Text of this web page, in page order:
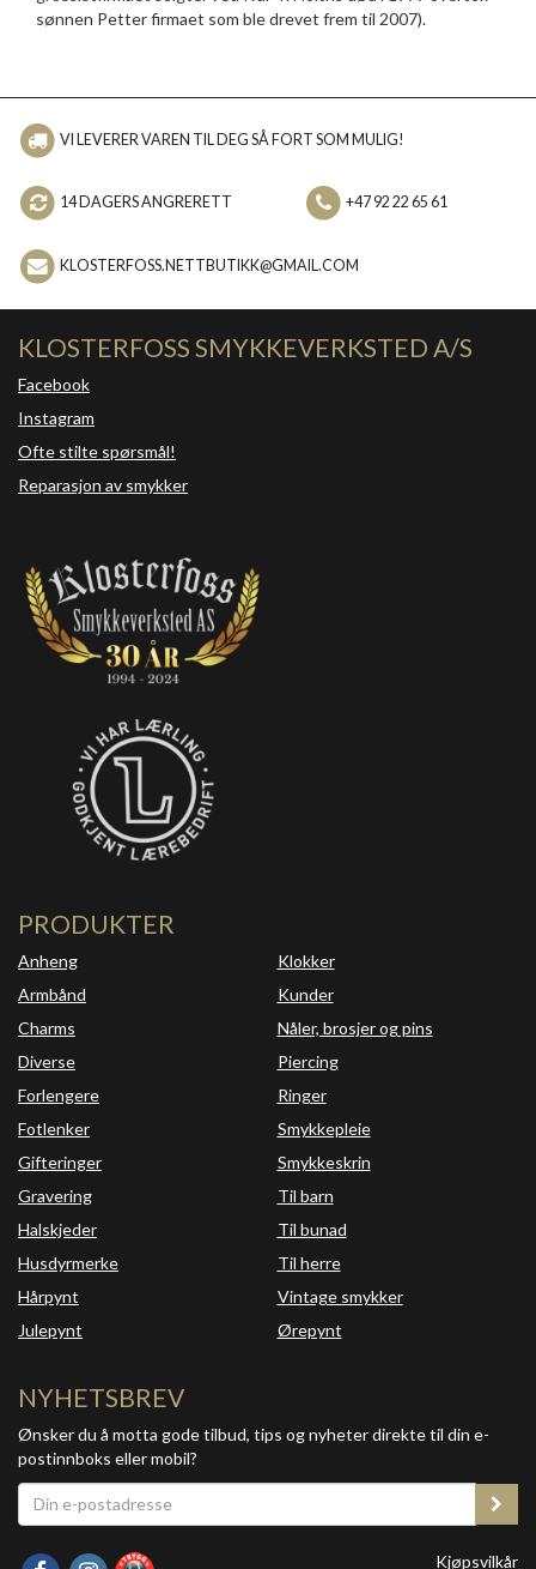
sønnen Petter firmaet som ble drevet frem til 2007).
VI LEVERER VAREN TIL DEG SÅ FORT SOM MULIG!
14 DAGERS ANGRERETT +47 92 22 65 61
KLOSTERFOSS.NETTBUTIKK@GMAIL.COM
KLOSTERFOSS SMYKKEVERKSTED A/S
Facebook
Instagram
Ofte stilte spørsmål!
Reparasjon av smykker
PRODUKTER
Anheng
Armbånd
Charms
Diverse
Forlengere
Fotlenker
Gifteringer
Gravering
Halskjeder
Husdyrmerke
Hårpynt
Julepynt
Klokker
Kunder
Nåler, brosjer og pins
Piercing
Ringer
Smykkepleie
Smykkeskrin
Til barn
Til bunad
Til herre
Vintage smykker
Ørepynt
NYHETSBREV
Ønsker du å motta gode tilbud, tips og nyheter direkte til din e-
postinnboks eller mobil?
Kjøpsvilkår